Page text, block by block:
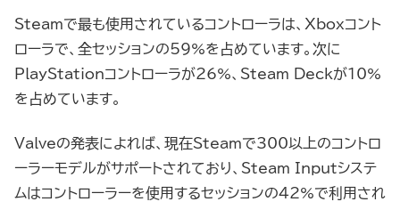
Steamで最も使用されているコントローラは、Xboxコント
ローラで、全セッションの59%を占めています。次に
PlayStationコントローラが26%、Steam Deckが10%
を占めています。
Valveの発表によれば、現在Steamで300以上のコントロ
ーラーモデルがサポートされており、Steam Inputシステ
ムはコントローラーを使用するセッションの42%で利用され